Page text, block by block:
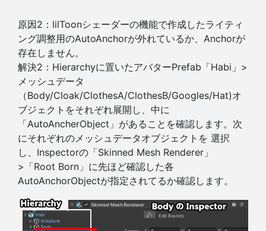
原因2：lilToonシェーダーの機能で作成したライティ
ング調整用のAutoAnchorが外れているか、Anchorが
存在しません。
解決2：Hierarchyに置いたアバターPrefab「Habi」>
メッシュデータ
（Body/Cloak/ClothesA/ClothesB/Googles/Hat)オ
ブジェクトをそれぞれ展開し、中に
「AutoAncherObject」があることを確認します。次
にそれぞれのメッシュデータオブジェクトを 選択
し、Inspectorの「Skinned Mesh Renderer」
>「Root Born」に先ほど確認した各
AutoAnchorObjectが指定されてるか確認します。